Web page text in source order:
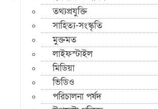
তথ্যপ্রযুক্তি
সাহিত্য-সংস্কৃতি
মুক্তমত
লাইফস্টাইল
মিডিয়া
ভিডিও
পরিচালনা পর্ষদ